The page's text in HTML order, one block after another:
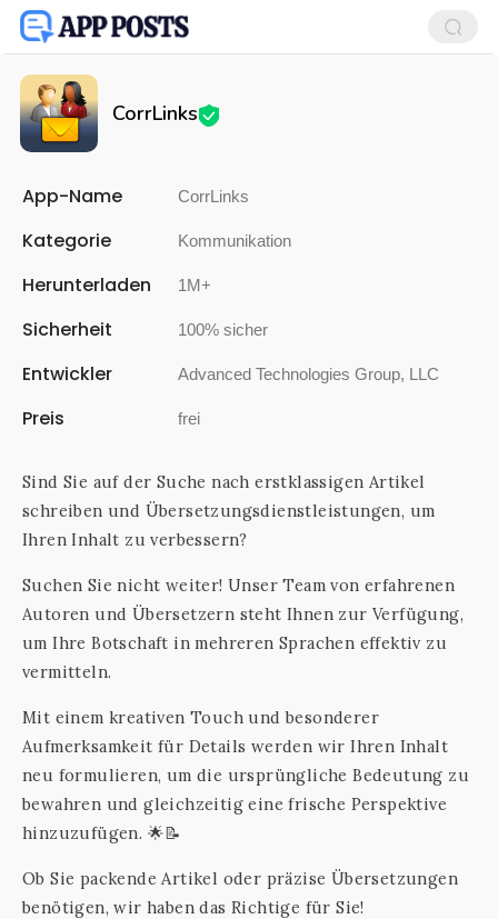
CorrLinks
App-Name CorrLinks
Kategorie Kommunikation
Herunterladen 1M+
Sicherheit 100% sicher
Entwickler Advanced Technologies Group, LLC
Preis frei
Sind Sie auf der Suche nach erstklassigen Artikel
schreiben und Übersetzungsdienstleistungen, um
Ihren Inhalt zu verbessern?
Suchen Sie nicht weiter! Unser Team von erfahrenen
Autoren und Übersetzern steht Ihnen zur Verfügung,
um Ihre Botschaft in mehreren Sprachen effektiv zu
vermitteln.
Mit einem kreativen Touch und besonderer
Aufmerksamkeit für Details werden wir Ihren Inhalt
neu formulieren, um die ursprüngliche Bedeutung zu
bewahren und gleichzeitig eine frische Perspektive
hinzuzufügen. 🌟📝
Ob Sie packende Artikel oder präzise Übersetzungen
benötigen, wir haben das Richtige für Sie!